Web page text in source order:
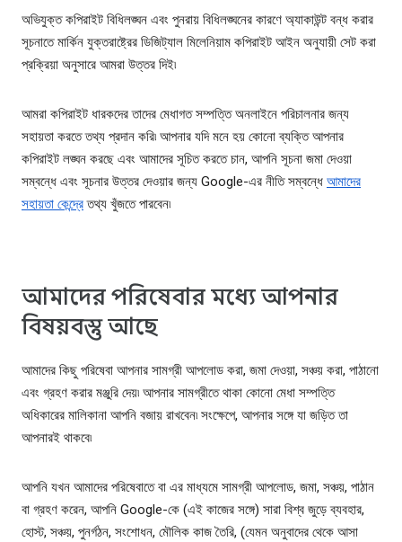
অভিযুক্ত কপিরাইট বিধিলঙ্ঘন এবং পুনরায় বিধিলঙ্ঘনের কারণে অ্যাকাউন্ট বন্ধ করার
সূচনাতে মার্কিন যুক্তরাষ্ট্রের ডিজিট্যাল মিলেনিয়াম কপিরাইট আইন অনুযায়ী সেট করা
প্রক্রিয়া অনুসারে আমরা উত্তর দিই৷
আমরা কপিরাইট ধারকদের তাদের মেধাগত সম্পত্তি অনলাইনে পরিচালনার জন্য
সহায়তা করতে তথ্য প্রদান করি৷ আপনার যদি মনে হয় কোনো ব্যক্তি আপনার
কপিরাইট লঙ্ঘন করছে এবং আমাদের সূচিত করতে চান, আপনি সূচনা জমা দেওয়া
সম্বন্ধে এবং সূচনার উত্তর দেওয়ার জন্য Google-এর নীতি সম্বন্ধে আমাদের
সহায়তা কেন্দ্রেতথ্য খুঁজতে পারবেন৷
আমাদের পরিষেবার মধ্যে আপনার
বিষয়বস্তু আছে
আমাদের কিছু পরিষেবা আপনার সামগ্রী আপলোড করা, জমা দেওয়া, সঞ্চয় করা, পাঠানো
এবং গ্রহণ করার মঞ্জুরি দেয়৷ আপনার সামগ্রীতে থাকা কোনো মেধা সম্পত্তি
অধিকারের মালিকানা আপনি বজায় রাখবেন৷ সংক্ষেপে, আপনার সঙ্গে যা জড়িত তা
আপনারই থাকবে৷
আপনি যখন আমাদের পরিষেবাতে বা এর মাধ্যমে সামগ্রী আপলোড, জমা, সঞ্চয়, পাঠান
বা গ্রহণ করেন, আপনি Google-কে (এই কাজের সঙ্গে) সারা বিশ্ব জুড়ে ব্যবহার,
হোস্ট, সঞ্চয়, পুনর্গঠন, সংশোধন, মৌলিক কাজ তৈরি, (যেমন অনুবাদের থেকে আসা